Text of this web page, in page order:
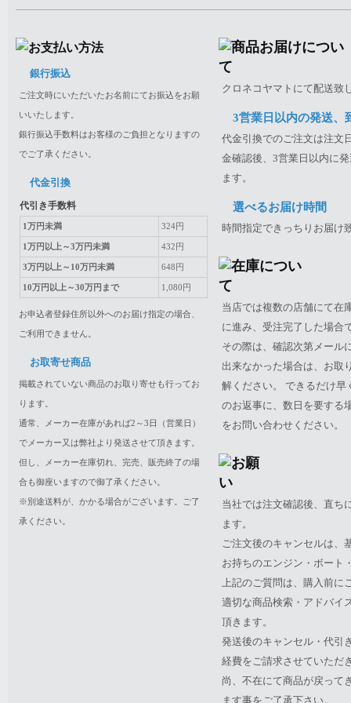
銀行振込
ご注文時にいただいたお名前にてお振込をお願
いいたします。
銀行振込手数料はお客様のご負担となりますの
でご了承ください。
代金引換
代引き手数料
1万円未満 324円
1万円以上～3万円未満 432円
3万円以上～10万円未満 648円
10万円以上～30万円まで 1,080円
お申込者登録住所以外へのお届け指定の場合、
ご利用できません。
お取寄せ商品
掲載されていない商品のお取り寄せも行ってお
ります。
通常、メーカー在庫があれば2～3日（営業日）
でメーカー又は弊社より発送させて頂きます。
但し、メーカー在庫切れ、完売、販売終了の場
合も御座いますので御了承ください。
※別途送料が、かかる場合がございます。ご了
承ください。
クロネコヤマトにて配送致
3営業日以内の発送、
代金引換でのご注文は注文
金確認後、3営業日以内に
ます。
選べるお届け時間
時間指定できっちりお届け
当店では複数の店舗にて在
に進み、受注完了した場合
その際は、確認次第メール
出来なかった場合は、お取
解ください。 できるだけ
のお返事に、数日を要する
をお問い合わせください。
当社では注文確認後、直ち
ます。
ご注文後のキャンセルは、
お持ちのエンジン・ボート
上記のご質問は、購入前に
適切な商品検索・アドバイ
頂きます。
発送後のキャンセル・代引
経費をご請求させていただ
尚、不在にて商品が戻って
ます事をご了承下さい。